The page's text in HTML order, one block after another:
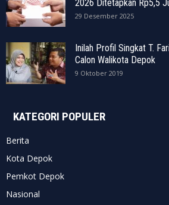
2026 Ditetapkan Rp5,5
29 Desember 2025
Inilah Profil Singkat T.
Calon Walikota Depok
9 Oktober 2019
KATEGORI POPULER
Berita
Kota Depok
Pemkot Depok
Nasional